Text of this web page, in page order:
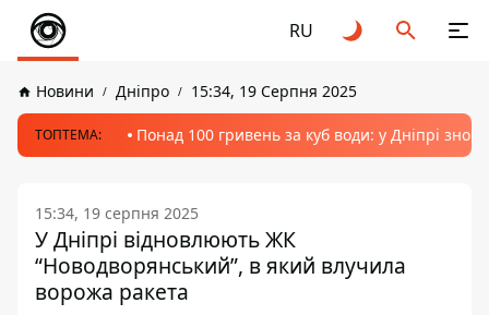
RU
Новини Дніпро 15:34, 19 Серпня 2025
ТОПТЕМА: Понад 100 гривень за куб води: у Дніпрі
15:34, 19 серпня 2025
У Дніпрі відновлюють ЖК
“Новодворянський”, в який влучила
ворожа ракета